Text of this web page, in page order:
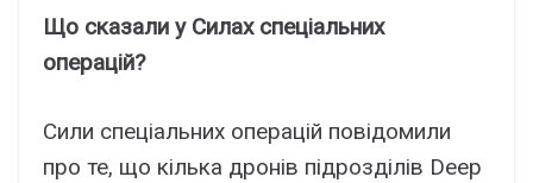
Що сказали у Силах спеціальних
операцій?
Сили спеціальних операцій повідомили
про те, що кілька дронів підрозділів Deep